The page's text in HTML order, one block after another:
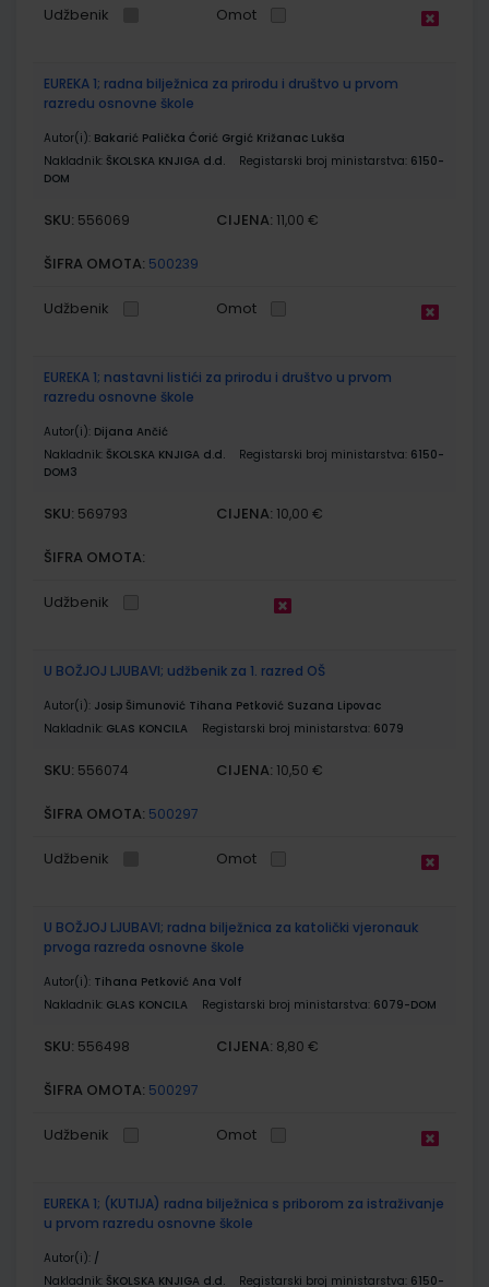
Udžbenik Omot
EUREKA 1; radna bilježnica za prirodu i društvo u prvom
razredu osnovne škole
Autor(i): Bakarić Palička Ćorić Grgić Križanac Lukša
Nakladnik: ŠKOLSKA KNJIGA d.d. Registarski broj ministarstva: 6150-
DOM
SKU: 556069 CIJENA: 11,00 €
ŠIFRA OMOTA: 500239
Udžbenik Omot
EUREKA 1; nastavni listići za prirodu i društvo u prvom
razredu osnovne škole
Autor(i): Dijana Ančić
Nakladnik: ŠKOLSKA KNJIGA d.d. Registarski broj ministarstva: 6150-
DOM3
SKU: 569793 CIJENA: 10,00 €
ŠIFRA OMOTA:
Udžbenik
U BOŽJOJ LJUBAVI; udžbenik za 1. razred OŠ
Autor(i): Josip Šimunović Tihana Petković Suzana Lipovac
Nakladnik: GLAS KONCILA Registarski broj ministarstva: 6079
SKU: 556074 CIJENA: 10,50 €
ŠIFRA OMOTA: 500297
Udžbenik Omot
U BOŽJOJ LJUBAVI; radna bilježnica za katolički vjeronauk
prvoga razreda osnovne škole
Autor(i): Tihana Petković Ana Volf
Nakladnik: GLAS KONCILA Registarski broj ministarstva: 6079-DOM
SKU: 556498 CIJENA: 8,80 €
ŠIFRA OMOTA: 500297
Udžbenik Omot
EUREKA 1; (KUTIJA) radna bilježnica s priborom za istraživanje
u prvom razredu osnovne škole
Autor(i): /
Nakladnik: ŠKOLSKA KNJIGA d.d. Registarski broj ministarstva: 6150-